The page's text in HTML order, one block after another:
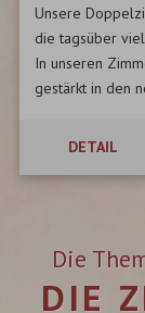
Unsere
die tagsüber
In unseren
gestärkt in den
DETAIL
Die
DIE